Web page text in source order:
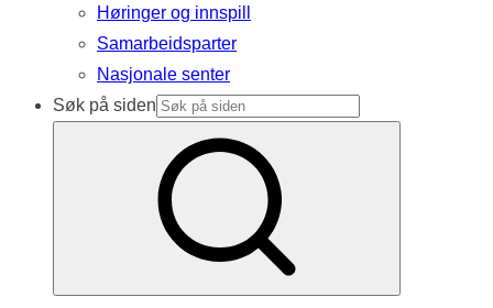
Høringer og innspill
Samarbeidsparter
Nasjonale senter
Søk på siden